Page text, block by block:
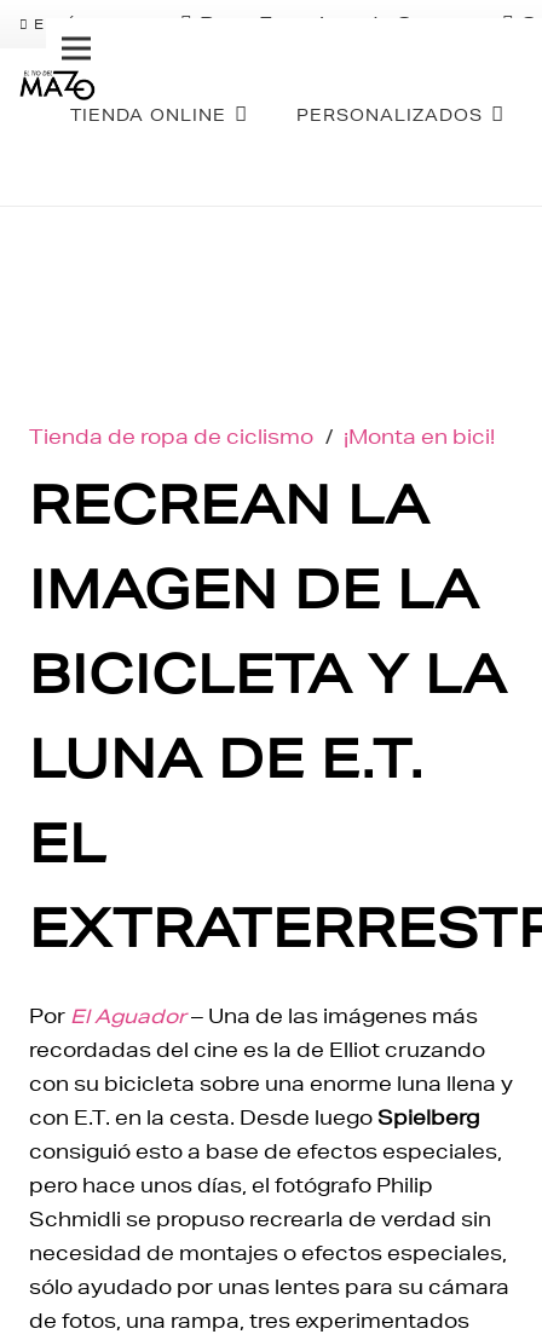
ENVÍO GRATIS Pago Fraccionado Sequra
TIENDA ONLINE PERSONALIZADOS
Tienda de ropa de ciclismo / ¡Monta en bici!
RECREAN LA
IMAGEN DE LA
BICICLETA Y LA
LUNA DE E.T.
EL
Por El Aguador– Una de las imágenes más
recordadas del cine es la de Elliot cruzando
con su bicicleta sobre una enorme luna llena y
con E.T. en la cesta. Desde luegoSpielberg
consiguió esto a base de efectos especiales,
pero hace unos días, el fotógrafo Philip
Schmidli se propuso recrearla de verdad sin
necesidad de montajes o efectos especiales,
sólo ayudado por unas lentes para su cámara
de fotos, una rampa, tres experimentados